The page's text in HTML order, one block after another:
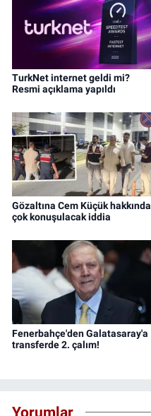
TurkNet internet geldi mi?
Resmi açıklama yapıldı
Gözaltına Cem Küçük hakkında
çok konuşulacak iddia
Fenerbahçe'den Galatasaray'a
transferde 2. çalım!
Yorumlar